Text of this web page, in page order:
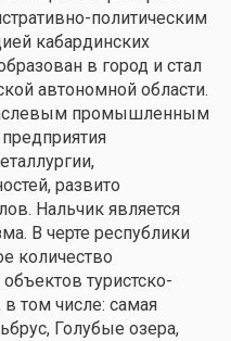
политическим
кабардинских
в город и стал
автономной области.
промышленным
развито
Нальчик является
В черте республики
количество
туристско-
том числе: самая
Голубые озера,